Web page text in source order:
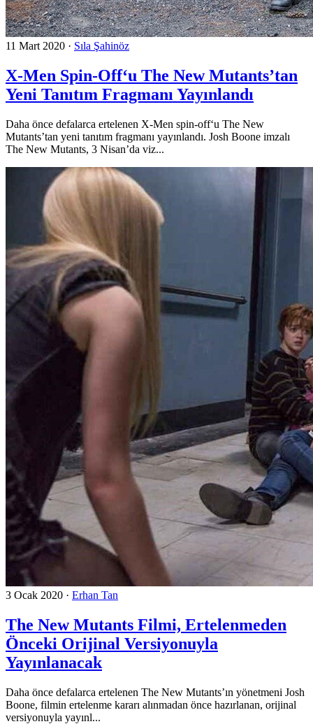
11 Mart 2020 · Sıla Şahinöz
X-Men Spin-Off‘u The New Mutants’tan
Yeni Tanıtım Fragmanı Yayınlandı
Daha önce defalarca ertelenen X-Men spin-off‘u The New
Mutants’tan yeni tanıtım fragmanı yayınlandı. Josh Boone imzalı
The New Mutants, 3 Nisan’da viz...
3 Ocak 2020 · Erhan Tan
The New Mutants Filmi, Ertelenmeden
Önceki Orijinal Versiyonuyla
Yayınlanacak
Daha önce defalarca ertelenen The New Mutants’ın yönetmeni Josh
Boone, filmin ertelenme kararı alınmadan önce hazırlanan, orijinal
versiyonuyla yayınl...